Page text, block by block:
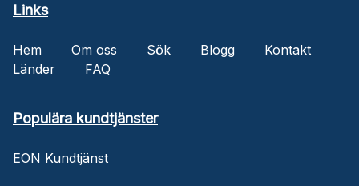
Links
Hem Om oss Sök Blogg
Kontakt
Länder
FAQ
Populära kundtjänster
EON Kundtjänst